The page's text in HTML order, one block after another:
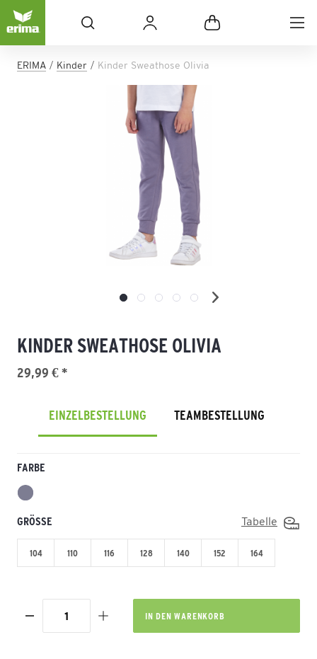
ERIMA Kinder Kinder Sweathose Olivia
KINDER SWEATHOSE OLIVIA
29,99 € *
EINZELBESTELLUNG TEAMBESTELLUNG
FARBE
GRÖSSE Tabelle
104 110 116 128 140 152 164
IN DEN WARENKORB